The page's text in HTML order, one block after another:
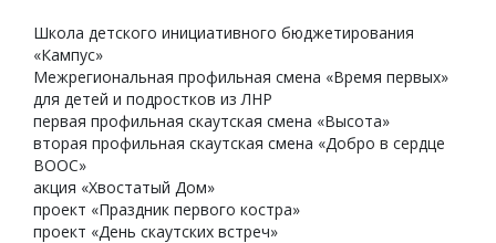
Школа детского инициативного бюджетирования
«Кампус»
Межрегиональная профильная смена «Время первых»
для детей и подростков из ЛНР
первая профильная скаутская смена «Высота»
вторая профильная скаутская смена «Добро в сердце
ВООС»
акция «Хвостатый Дом»
проект «Праздник первого костра»
проект «День скаутских встреч»